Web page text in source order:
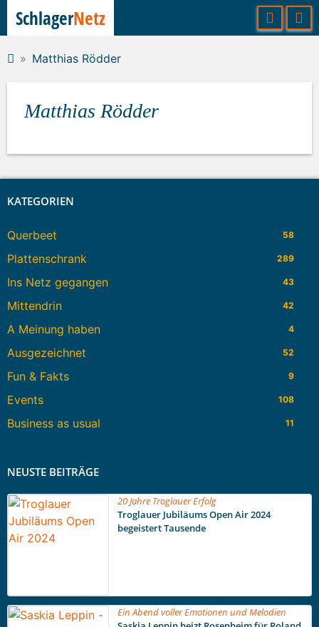
Matthias Rödder
Matthias Rödder
SchlagerNetz
KATEGORIEN
Querbeet 58
Plattenschrank 289
Ins Netz gegangen 43
Mittendrin 42
A Meinung haben 4
Ausgezeichnet 52
Fun & Fakts 9
Events 108
Business as usual 11
NEUSTE BEITRÄGE
20 Jahre Troglauer Erfolg
Troglauer Jubiläums Open Air 2024
begeistert Tausende
Ein Abend voller Emotionen und Melodien